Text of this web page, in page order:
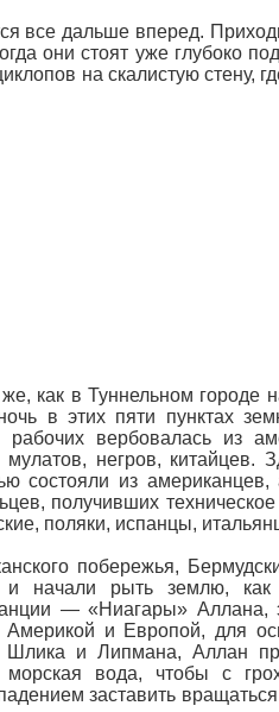
все дальше вперед.
они стоят уже глубоко
на скалистую стену,
как в Туннельном городе
в этих пяти пунктах
вербовалась из
мулатов, негров, китайцев.
состояли из американцев,
получивших
поляки, испанцы,
побережья,
начали рыть землю,
— «Ниагары» Аллана,
и Европой, для
и Липмана, Аллан
вода, чтобы с
заставить